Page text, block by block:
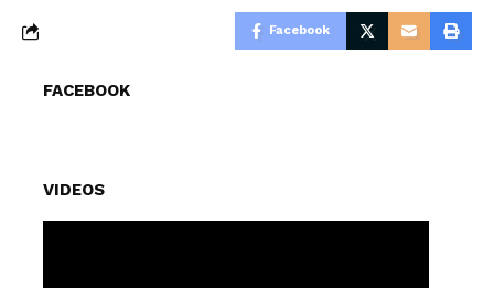
Facebook
FACEBOOK
VIDEOS